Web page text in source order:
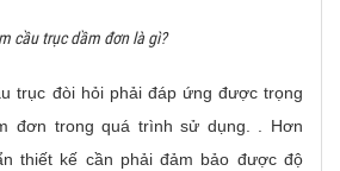
cầu trục dầm đơn là gì?
trục đòi hỏi phải đáp ứng được trọng
đơn trong quá trình sử dụng. . Hơn
thiết kế cần phải đảm bảo được độ